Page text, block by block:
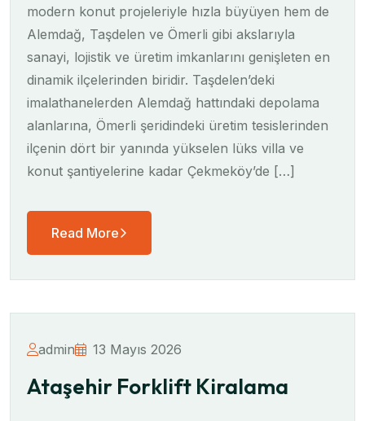
modern konut projeleriyle hızla büyüyen hem de
Alemdağ, Taşdelen ve Ömerli gibi akslarıyla
sanayi, lojistik ve üretim imkanlarını genişleten en
dinamik ilçelerinden biridir. Taşdelen’deki
imalathanelerden Alemdağ hattındaki depolama
alanlarına, Ömerli şeridindeki üretim tesislerinden
ilçenin dört bir yanında yükselen lüks villa ve
konut şantiyelerine kadar Çekmeköy’de […]
Read More
admin 13 Mayıs 2026
Ataşehir Forklift Kiralama